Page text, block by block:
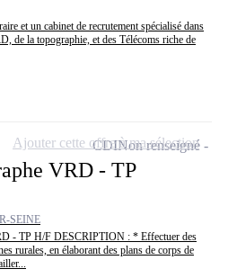
et un cabinet de recrutement spécialisé dans
de la topographie, et des Télécoms riche de
VRD - TP
SEINE
- TP H/F DESCRIPTION : * Effectuer des
rurales, en élaborant des plans de corps de
CDINon renseigné
Ajouter cette offre à ma sélection